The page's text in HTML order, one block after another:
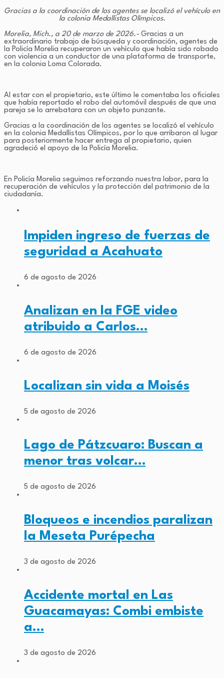
Gracias a la coordinación de los agentes se localizó el vehículo en
la colonia Medallistas Olímpicos.
Morelia, Mich., a 20 de marzo de 2026.- Gracias a un
extraordinario trabajo de búsqueda y coordinación, agentes de
la Policía Morelia recuperaron un vehículo que había sido robado
con violencia a un conductor de una plataforma de transporte,
en la colonia Loma Colorada.
Al estar con el propietario, este último le comentaba los oficiales
que había reportado el robo del automóvil después de que una
pareja se lo arrebatara con un objeto punzante.
Gracias a la coordinación de los agentes se localizó el vehículo
en la colonia Medallistas Olímpicos, por lo que arribaron al lugar
para posteriormente hacer entrega al propietario, quien
agradeció el apoyo de la Policía Morelia.
En Policía Morelia seguimos reforzando nuestra labor, para la
recuperación de vehículos y la protección del patrimonio de la
ciudadanía.
Impiden ingreso de fuerzas de
seguridad a Acahuato
6 de agosto de 2026
Analizan en la FGE video
atribuido a Carlos…
6 de agosto de 2026
Localizan sin vida a Moisés
5 de agosto de 2026
Lago de Pátzcuaro: Buscan a
menor tras volcar…
5 de agosto de 2026
Bloqueos e incendios paralizan
la Meseta Purépecha
3 de agosto de 2026
Accidente mortal en Las
Guacamayas: Combi embiste
a…
3 de agosto de 2026